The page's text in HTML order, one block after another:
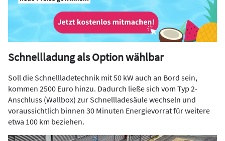
Schnellladung als Option wählbar
Soll die Schnellladetechnik mit 50 kW auch an Bord sein,
kommen 2500 Euro hinzu. Dadurch ließe sich vom Typ 2-
Anschluss (Wallbox) zur Schnellladesäule wechseln und
voraussichtlich binnen 30 Minuten Energievorrat für weitere
etwa 100 km beziehen.